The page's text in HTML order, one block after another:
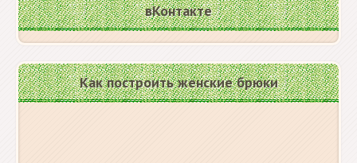
вКонтакте
Как построить женские брюки